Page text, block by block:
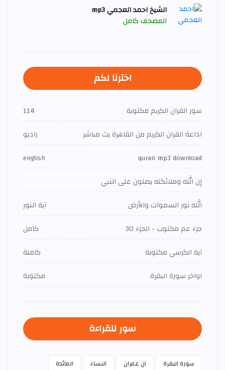
الشيخ احمد العجمي mp3
المصحف كامل
اخترنا لكم
سور القران الكريم مكتوبة
114
اذاعة القران الكريم من القاهرة بث مباشر
راديو
quran mp3 download
english
إن الله وملائكته يصلون على النبي
الله نور السموات والأرض
آية النور
جزء عم مكتوب - الجزء 30
كامل
آية الكرسي مكتوبة
كاملة
اواخر سورة البقرة
مكتوبة
سور للقراءة
سورة البقرة آل عمران النساء
المائدة